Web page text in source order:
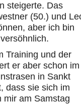
steigerte. Das
(50.) und
aber ich bin
Training und der
er aber schon im
in Sankt
dass sie sich im
mir am Samstag